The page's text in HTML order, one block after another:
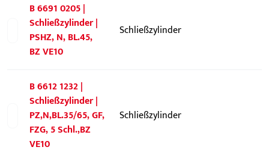
B 6691 0205 |
Schließzylinder |
PSHZ, N, BL.45,
BZ VE10
Schließzylinder
B 6612 1232 |
Schließzylinder |
PZ,N,BL.35/65, GF,
FZG, 5 Schl.,BZ
VE10
Schließzylinder